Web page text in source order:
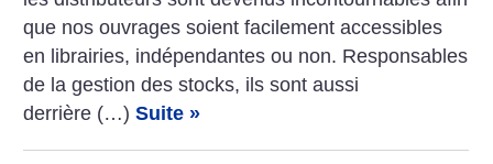
que nos ouvrages soient facilement accessibles
en librairies, indépendantes ou non. Responsables
de la gestion des stocks, ils sont aussi
derrière (…)Suite »